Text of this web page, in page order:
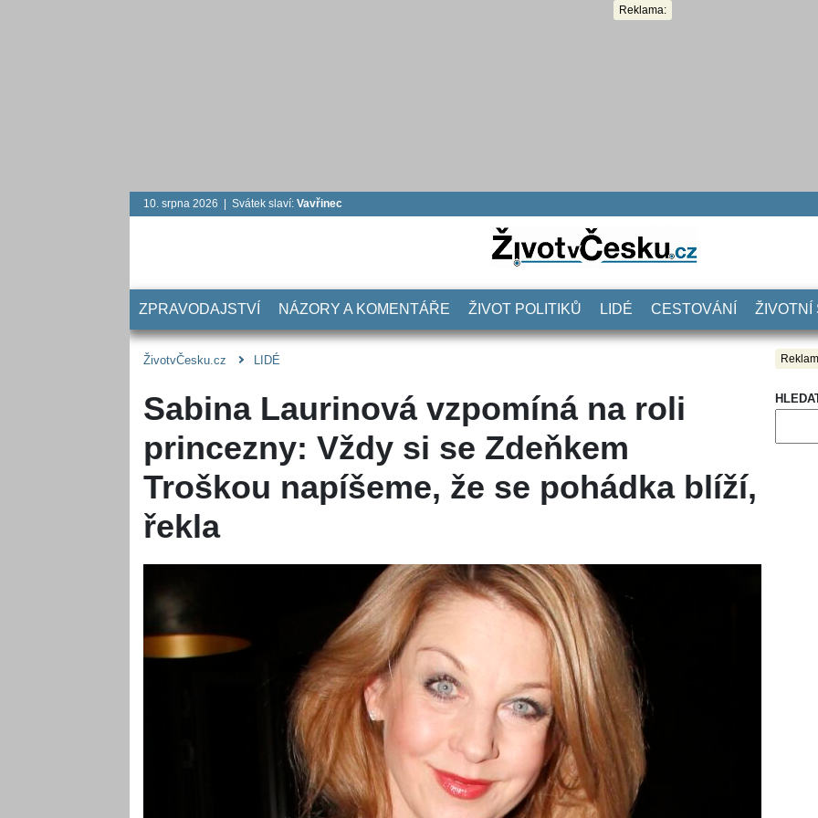
Reklama:
10. srpna 2026 | Svátek slaví: Vavřinec
ZPRAVODAJSTVÍ NÁZORY A KOMENTÁŘE ŽIVOT POLITIKŮ LIDÉ CESTOVÁNÍ ŽIVOTNÍ
ŽivotvČesku.cz LIDÉ
Sabina Laurinová vzpomíná na roli
princezny: Vždy si se Zdeňkem
Troškou napíšeme, že se pohádka blíží,
řekla